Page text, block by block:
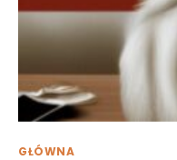
GŁÓWNA